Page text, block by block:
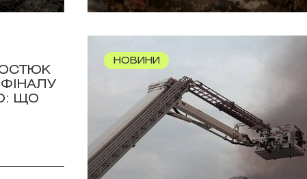
ЩО
НОВИНИ